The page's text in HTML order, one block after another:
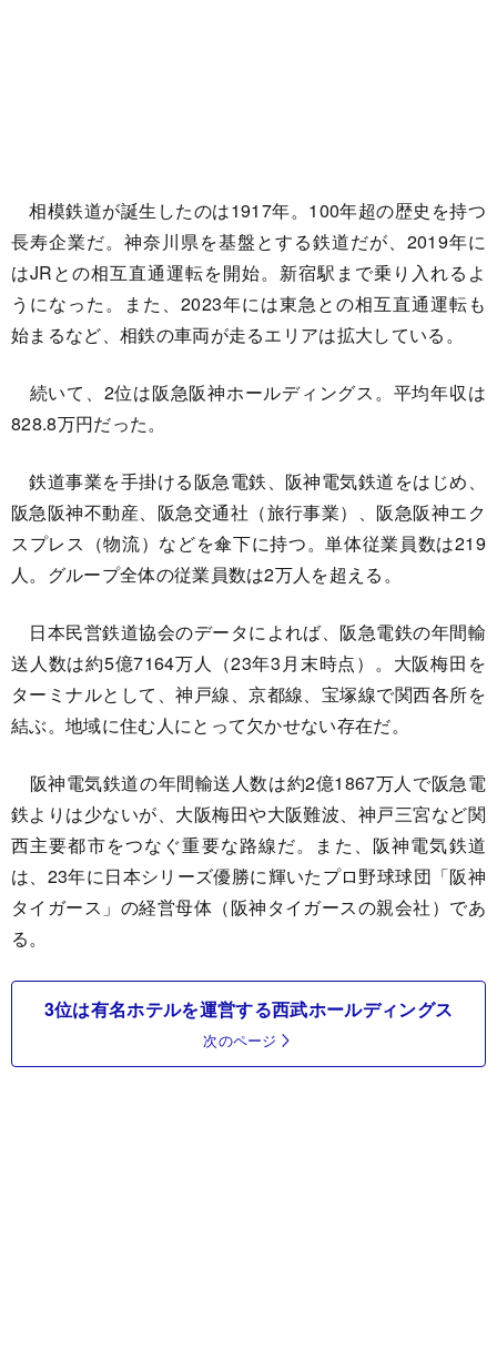
相模鉄道が誕生したのは1917年。100年超の歴史を持つ
長寿企業だ。神奈川県を基盤とする鉄道だが、2019年に
はJRとの相互直通運転を開始。新宿駅まで乗り入れるよ
うになった。また、2023年には東急との相互直通運転も
始まるなど、相鉄の車両が走るエリアは拡大している。
続いて、2位は阪急阪神ホールディングス。平均年収は
828.8万円だった。
鉄道事業を手掛ける阪急電鉄、阪神電気鉄道をはじめ、
阪急阪神不動産、阪急交通社（旅行事業）、阪急阪神エク
スプレス（物流）などを傘下に持つ。単体従業員数は219
人。グループ全体の従業員数は2万人を超える。
日本民営鉄道協会のデータによれば、阪急電鉄の年間輸
送人数は約5億7164万人（23年3月末時点）。大阪梅田を
ターミナルとして、神戸線、京都線、宝塚線で関西各所を
結ぶ。地域に住む人にとって欠かせない存在だ。
阪神電気鉄道の年間輸送人数は約2億1867万人で阪急電
鉄よりは少ないが、大阪梅田や大阪難波、神戸三宮など関
西主要都市をつなぐ重要な路線だ。また、阪神電気鉄道
は、23年に日本シリーズ優勝に輝いたプロ野球球団「阪神
タイガース」の経営母体（阪神タイガースの親会社）であ
る。
3位は有名ホテルを運営する西武ホールディングス
次のページ